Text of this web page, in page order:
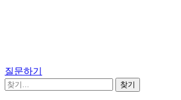
질문하기